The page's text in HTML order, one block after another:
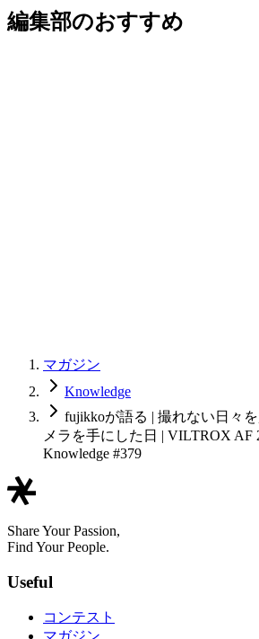
編集部のおすすめ
マガジン
Knowledge
fujikkoが語る | 撮れない日々
メラを手にした日 | VILTROX AF
Knowledge #379
Share Your Passion,
Find Your People.
Useful
コンテスト